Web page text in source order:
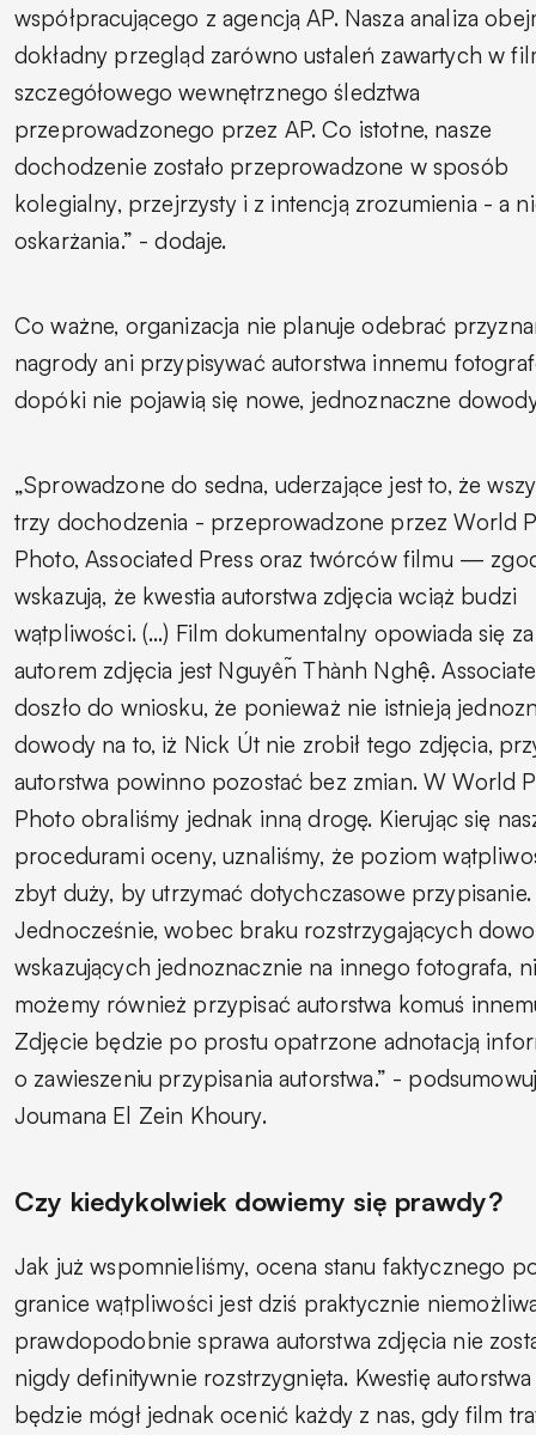
współpracującego z agencją AP. Nasza analiza
dokładny przegląd zarówno ustaleń zawartych w
szczegółowego wewnętrznego śledztwa
przeprowadzonego przez AP. Co istotne, nasze
dochodzenie zostało przeprowadzone w sposób
kolegialny, przejrzysty i z intencją zrozumienia - a
oskarżania.” - dodaje.
Co ważne, organizacja nie planuje odebrać
nagrody ani przypisywać autorstwa innemu
dopóki nie pojawią się nowe, jednoznaczne
„Sprowadzone do sedna, uderzające jest to, że
trzy dochodzenia - przeprowadzone przez World
Photo, Associated Press oraz twórców filmu —
wskazują, że kwestia autorstwa zdjęcia wciąż budzi
wątpliwości. (…) Film dokumentalny opowiada się
autorem zdjęcia jest Nguyễn Thành Nghệ.
doszło do wniosku, że ponieważ nie istnieją
dowody na to, iż Nick Út nie zrobił tego zdjęcia,
autorstwa powinno pozostać bez zmian. W World
Photo obraliśmy jednak inną drogę. Kierując się
procedurami oceny, uznaliśmy, że poziom
zbyt duży, by utrzymać dotychczasowe przypisanie.
Jednocześnie, wobec braku rozstrzygających
wskazujących jednoznacznie na innego fotografa,
możemy również przypisać autorstwa komuś
Zdjęcie będzie po prostu opatrzone adnotacją
o zawieszeniu przypisania autorstwa.” -
Joumana El Zein Khoury.
Czy kiedykolwiek dowiemy się prawdy?
Jak już wspomnieliśmy, ocena stanu faktycznego
granice wątpliwości jest dziś praktycznie
prawdopodobnie sprawa autorstwa zdjęcia nie
nigdy definitywnie rozstrzygnięta. Kwestię
będzie mógł jednak ocenić każdy z nas, gdy film